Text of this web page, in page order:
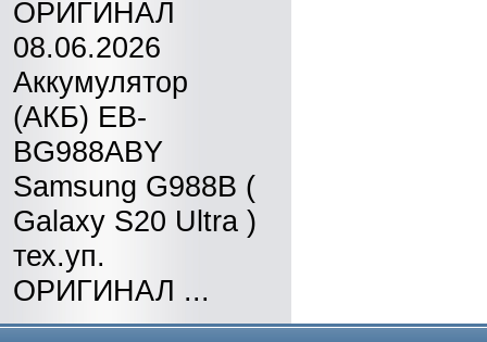
ОРИГИНАЛ
08.06.2026
Аккумулятор
(АКБ) EB-
BG988ABY
Samsung G988B (
Galaxy S20 Ultra )
тех.уп.
ОРИГИНАЛ ...